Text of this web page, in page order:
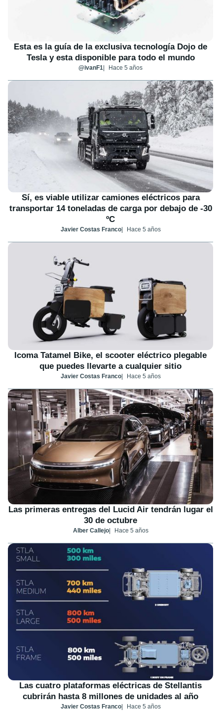
Esta es la guía de la exclusiva tecnología Dojo de
Tesla y esta disponible para todo el mundo
@ivanF1 Hace 5 años
Sí, es viable utilizar camiones eléctricos para
transportar 14 toneladas de carga por debajo de -30
ºC
Javier Costas Franco Hace 5 años
Icoma Tatamel Bike, el scooter eléctrico plegable
que puedes llevarte a cualquier sitio
Javier Costas Franco Hace 5 años
Las primeras entregas del Lucid Air tendrán lugar el
30 de octubre
Alber Callejo Hace 5 años
Las cuatro plataformas eléctricas de Stellantis
cubrirán hasta 8 millones de unidades al año
Javier Costas Franco Hace 5 años